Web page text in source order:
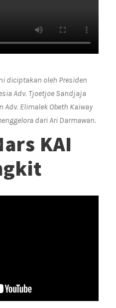
diciptakan oleh Presiden
Adv. Tjoetjoe Sandjaja
Elimalek Obeth Kaiway
dari Ari Darmawan.
KAI